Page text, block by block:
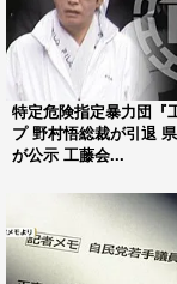
特定危険指定暴力団『
プ 野村悟総裁が引退
が公示 工藤会...